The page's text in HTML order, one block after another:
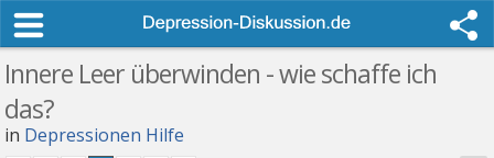
Innere Leer überwinden - wie schaffe ich
das?
in Depressionen Hilfe